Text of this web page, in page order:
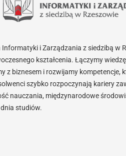
Informatyki i Zarządzania z siedzibą w
kształcenia. Łączymy
z biznesem i rozwijamy kompetencje,
szybko rozpoczynają kariery
nauczania, międzynarodowe
studiów.